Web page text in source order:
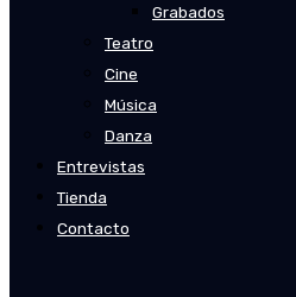
Grabados
Teatro
Cine
Música
Danza
Entrevistas
Tienda
Contacto